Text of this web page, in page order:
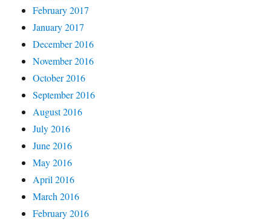
February 2017
January 2017
December 2016
November 2016
October 2016
September 2016
August 2016
July 2016
June 2016
May 2016
April 2016
March 2016
February 2016